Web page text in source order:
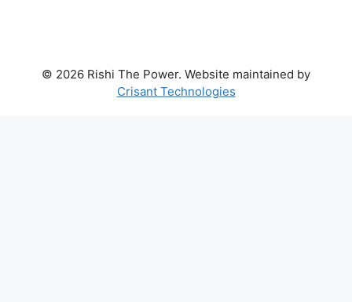
© 2026 Rishi The Power. Website maintained by
Crisant Technologies